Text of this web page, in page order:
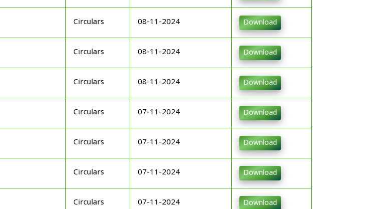
Circulars 08-11-2024 Download
Circulars 08-11-2024 Download
Circulars 08-11-2024 Download
Circulars 07-11-2024 Download
Circulars 07-11-2024 Download
Circulars 07-11-2024 Download
Circulars 07-11-2024 Download